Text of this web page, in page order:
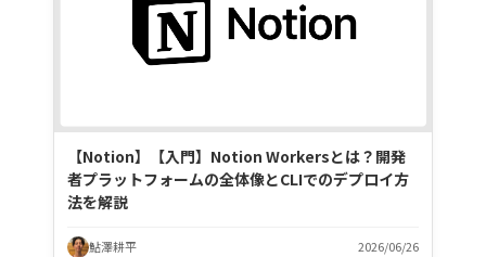
【Notion】【入門】Notion Workersとは？開発
者プラットフォームの全体像とCLIでのデプロイ方
法を解説
鮎澤耕平 2026/06/26